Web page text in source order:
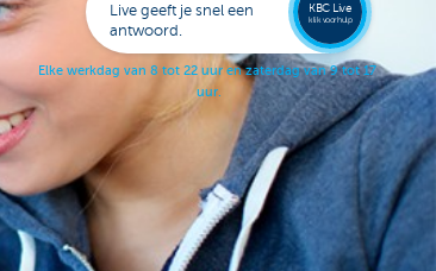
Live geeft je snel een
antwoord.
Elke werkdag van 8 tot 22 uur en zaterdag van 9 tot 17
uur.
KBC Live
klik voor hulp